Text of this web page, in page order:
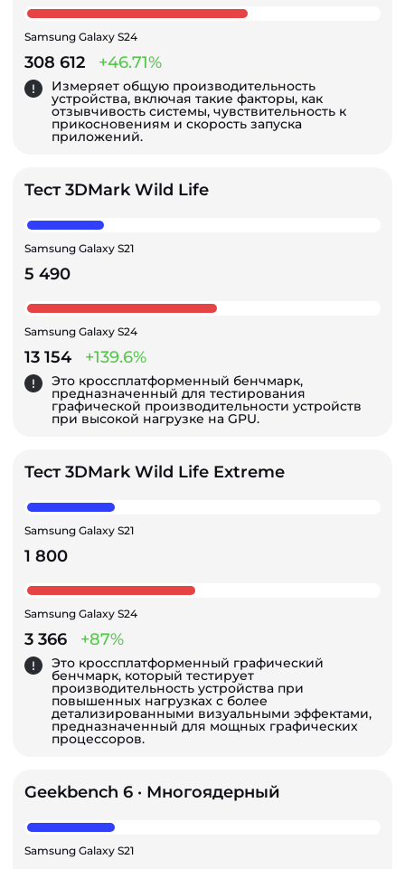
Samsung Galaxy S24
308 612 +46.71%
Измеряет общую производительность
устройства, включая такие факторы, как
отзывчивость системы, чувствительность к
прикосновениям и скорость запуска
приложений.
Тест 3DMark Wild Life
Samsung Galaxy S21
5 490
Samsung Galaxy S24
13 154 +139.6%
Это кроссплатформенный бенчмарк,
предназначенный для тестирования
графической производительности устройств
при высокой нагрузке на GPU.
Тест 3DMark Wild Life Extreme
Samsung Galaxy S21
1 800
Samsung Galaxy S24
3 366 +87%
Это кроссплатформенный графический
бенчмарк, который тестирует
производительность устройства при
повышенных нагрузках с более
детализированными визуальными эффектами,
предназначенный для мощных графических
процессоров.
Geekbench 6 · Многоядерный
Samsung Galaxy S21